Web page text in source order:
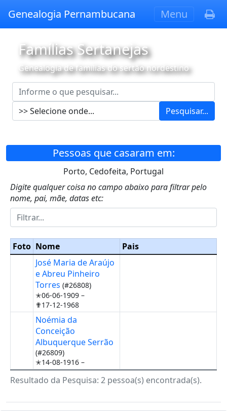
Genealogia Pernambucana Menu
Famílias Sertanejas
Genealogia de famílias do sertão nordestino
Pesquisar...
Pessoas que casaram em:
Porto, Cedofeita, Portugal
Digite qualquer coisa no campo abaixo para filtrar pelo
nome, pai, mãe, datas etc:
Foto Nome
Pais
José Maria de Araújo
e Abreu Pinheiro
Torres (#26808)
✭06-06-1909 –
✟17-12-1968
Noémia da
Conceição
Albuquerque Serrão
(#26809)
✭14-08-1916 –
Resultado da Pesquisa: 2 pessoa(s) encontrada(s).